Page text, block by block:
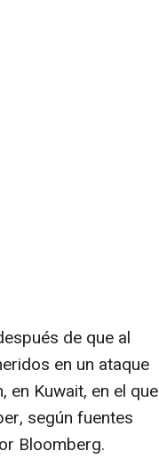
de que al
en un ataque
en Kuwait, en el que
según fuentes
Bloomberg.